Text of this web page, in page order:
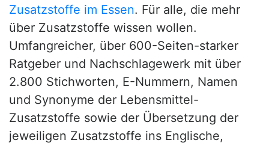
Zusatzstoffe im Essen. Für alle, die mehr
über Zusatzstoffe wissen wollen.
Umfangreicher, über 600-Seiten-starker
Ratgeber und Nachschlagewerk mit über
2.800 Stichworten, E-Nummern, Namen
und Synonyme der Lebensmittel-
Zusatzstoffe sowie der Übersetzung der
jeweiligen Zusatzstoffe ins Englische,